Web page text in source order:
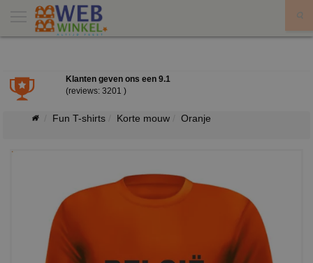
Klanten geven ons een 9.1
(reviews: 3201 )
Fun T-shirts Korte mouw Oranje